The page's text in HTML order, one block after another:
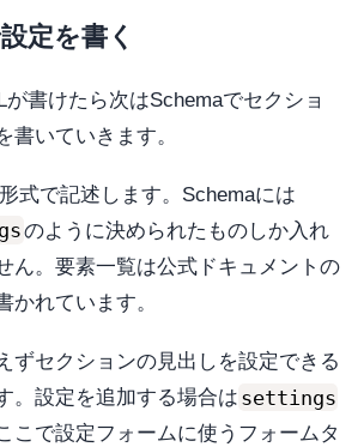
定を書く
書けたら次はSchemaでセクショ
書いていきます。
式で記述します。Schemaには
のように決められたものしか入れ
ん。要素一覧は公式ドキュメントの
かれています。
ずセクションの見出しを設定できる
。設定を追加する場合は settings
こで設定フォームに使うフォームタ